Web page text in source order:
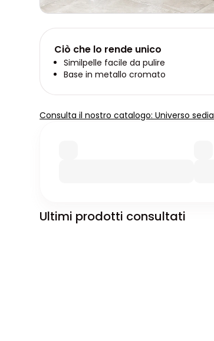
Ciò che lo rende unico
Similpelle facile da pulire
Base in metallo cromato
Consulta il nostro catalogo: Universo sedia
Ultimi prodotti consultati